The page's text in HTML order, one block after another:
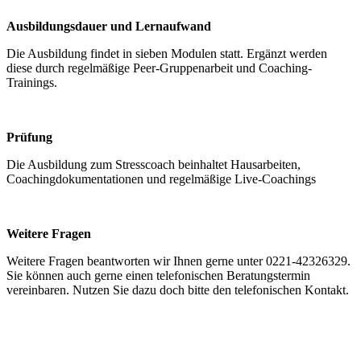
Ausbildungsdauer und Lernaufwand
Die Ausbildung findet in sieben Modulen statt. Ergänzt werden
diese durch regelmäßige Peer-Gruppenarbeit und Coaching-
Trainings.
Prüfung
Die Ausbildung zum Stresscoach beinhaltet Hausarbeiten,
Coachingdokumentationen und regelmäßige Live-Coachings
Weitere Fragen
Weitere Fragen beantworten wir Ihnen gerne unter 0221-42326329.
Sie können auch gerne einen telefonischen Beratungstermin
vereinbaren. Nutzen Sie dazu doch bitte den telefonischen Kontakt.